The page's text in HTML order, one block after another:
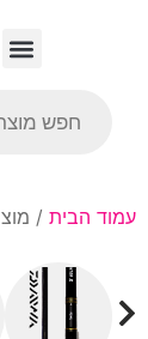
עמוד הבית /